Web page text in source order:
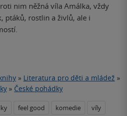
nim něžná víla Amálka, vždy
ptáků, rostlin a živlů, ale i
» Literatura pro děti a mládež »
» České pohádky
feel good komedie
víly